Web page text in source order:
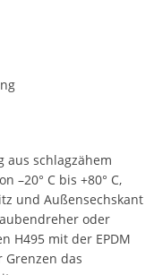
aus schlagzähem
–20° C bis +80° C,
und Außensechskant
oder
H495 mit der EPDM
das